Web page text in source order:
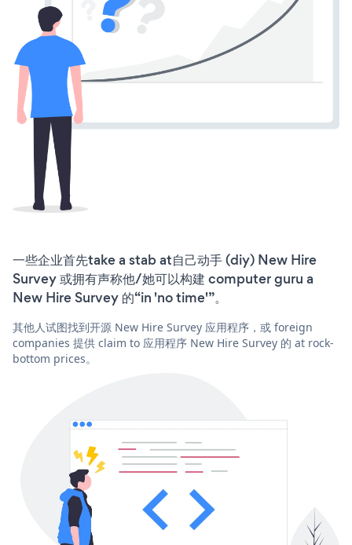
一些企业首先take a stab at自己动手 (diy) New Hire
Survey 或拥有声称他/她可以构建 computer guru a
New Hire Survey 的“in 'no time'”。
其他人试图找到开源 New Hire Survey 应用程序，或 foreign
companies 提供 claim to 应用程序 New Hire Survey 的 at rock-
bottom prices。